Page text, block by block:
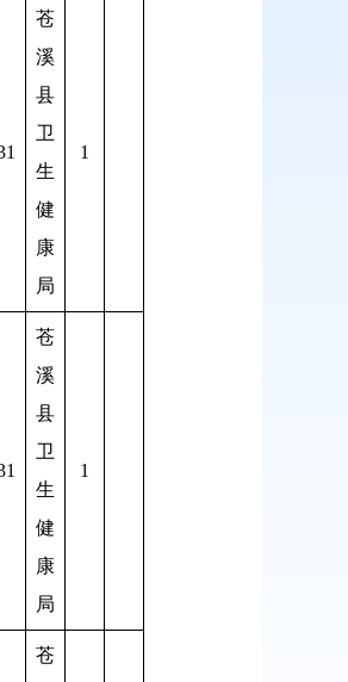
苍
溪
县
卫
生
健
康
局
1
苍
溪
县
卫
生
健
康
局
1
苍